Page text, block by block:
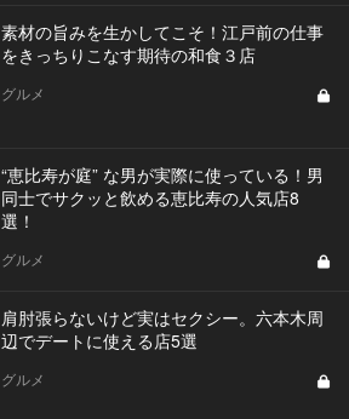
素材の旨みを生かしてこそ！江戸前の仕事
をきっちりこなす期待の和食３店
グルメ
“恵比寿が庭” な男が実際に使っている！男
同士でサクッと飲める恵比寿の人気店8
選！
グルメ
肩肘張らないけど実はセクシー。六本木周
辺でデートに使える店5選
グルメ